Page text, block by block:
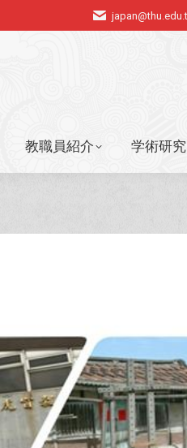
教職員紹介 学術研究
教職員紹介 学術研究